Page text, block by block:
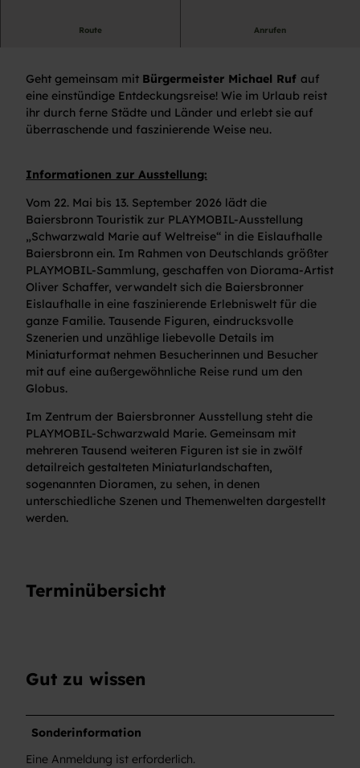
Route Anrufen
Geht gemeinsam mit Bürgermeister Michael Ruf auf
eine einstündige Entdeckungsreise! Wie im Urlaub reist
ihr durch ferne Städte und Länder und erlebt sie auf
überraschende und faszinierende Weise neu.
Informationen zur Ausstellung:
Vom 22. Mai bis 13. September 2026 lädt die
Baiersbronn Touristik zur PLAYMOBIL-Ausstellung
„Schwarzwald Marie auf Weltreise“ in die Eislaufhalle
Baiersbronn ein. Im Rahmen von Deutschlands größter
PLAYMOBIL-Sammlung, geschaffen von Diorama-Artist
Oliver Schaffer, verwandelt sich die Baiersbronner
Eislaufhalle in eine faszinierende Erlebniswelt für die
ganze Familie. Tausende Figuren, eindrucksvolle
Szenerien und unzählige liebevolle Details im
Miniaturformat nehmen Besucherinnen und Besucher
mit auf eine außergewöhnliche Reise rund um den
Globus.
Im Zentrum der Baiersbronner Ausstellung steht die
PLAYMOBIL-Schwarzwald Marie. Gemeinsam mit
mehreren Tausend weiteren Figuren ist sie in zwölf
detailreich gestalteten Miniaturlandschaften,
sogenannten Dioramen, zu sehen, in denen
unterschiedliche Szenen und Themenwelten dargestellt
werden.
Terminübersicht
Gut zu wissen
Sonderinformation
Eine Anmeldung ist erforderlich.